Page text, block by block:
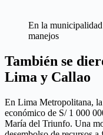
En la
manejos
También se
Lima y Callao
En Lima Metropolitana,
económico de S/ 1 000
María del Triunfo. Una